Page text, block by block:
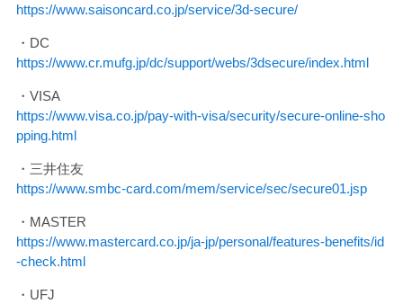
https://www.saisoncard.co.jp/service/3d-secure/
・DC
https://www.cr.mufg.jp/dc/support/webs/3dsecure/index.html
・VISA
https://www.visa.co.jp/pay-with-visa/security/secure-online-sho
pping.html
・三井住友
https://www.smbc-card.com/mem/service/sec/secure01.jsp
・MASTER
https://www.mastercard.co.jp/ja-jp/personal/features-benefits/id
-check.html
・UFJ